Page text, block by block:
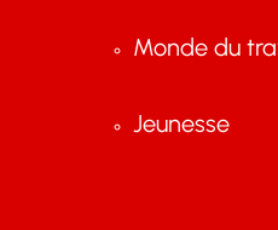
Monde du
Jeunesse